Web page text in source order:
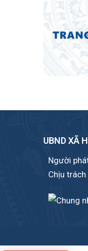
UBND XÃ
Người
Chịu trách